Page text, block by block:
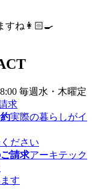
すね👩🏻‍🍳
毎週水・木曜定
求
実際の暮らしがイ
ださい
請求アーキテック
す